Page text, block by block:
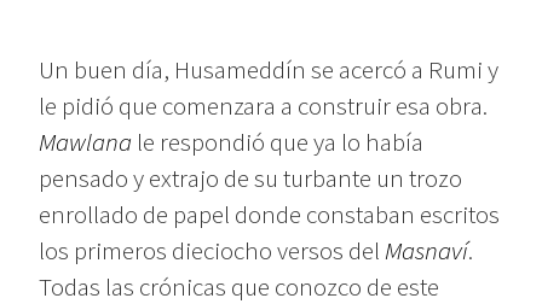
Un buen día, Husameddín se acercó a Rumi y
le pidió que comenzara a construir esa obra.
Mawlana le respondió que ya lo había
pensado y extrajo de su turbante un trozo
enrollado de papel donde constaban escritos
los primeros dieciocho versos del Masnaví.
Todas las crónicas que conozco de este